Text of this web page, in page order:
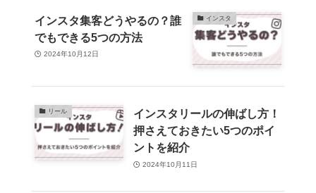
インスタ
インスタ集客どうやるの？誰
でもできる5つの方法
2024年10月12日
リール
インスタリールの伸ばし方！
押さえておきたい5つのポイ
ントを紹介
2024年10月11日